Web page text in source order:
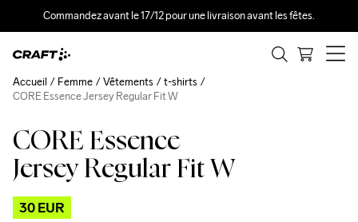
Commandez avant le 17/12 pour une livraison avant les fêtes.
CORE Essence
Jersey Regular Fit W
30 EUR
Accueil Femme Vêtements
t-shirts
CORE Essence Jersey Regular Fit W
Outlet